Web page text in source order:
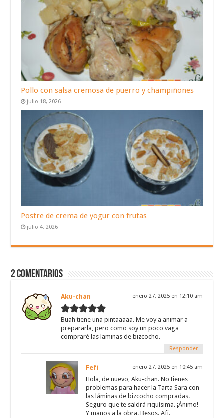
Pollo con salsa cremosa de puerro y champiñones
julio 18, 2026
Postre de crema de yogur con frutas
julio 4, 2026
2 Comentarios
Aku-chan enero 27, 2025 en 12:10 am
Buah tiene una pintaaaaa. Me voy a animar a
prepararla, pero como soy un poco vaga
compraré las laminas de bizcocho.
Responder
Fefi enero 27, 2025 en 10:45 am
Hola, de nuevo, Aku-chan. No tienes
problemas para hacer la Tarta Sara con
las láminas de bizcocho compradas.
Seguro que te saldrá riquísima. ¡Ánimo!
Y manos a la obra. Besos. Afi.